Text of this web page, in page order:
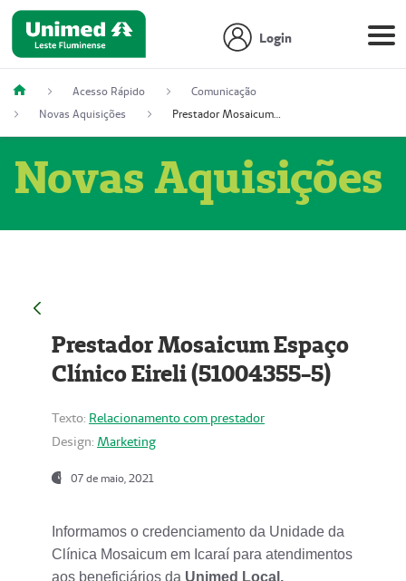
Login
Acesso Rápido
Comunicação
Novas Aquisições
Prestador Mosaicum Espaço Clínico Eireli (51004355-5)
Novas Aquisições
Prestador Mosaicum Espaço
Clínico Eireli (51004355-5)
Texto: Relacionamento com prestador
Design: Marketing
07 de maio, 2021
Informamos o credenciamento da Unidade da
Clínica Mosaicum em Icaraí para atendimentos
aos beneficiários da Unimed Local,